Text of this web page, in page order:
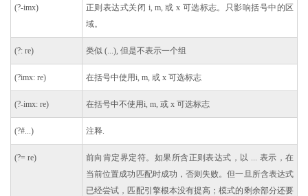
(?-imx)
正则表达式关闭 i, m, 或 x 可选标志。只影响括号中的区
域。
(?: re) 类似 (...), 但是不表示一个组
(?imx: re) 在括号中使用i, m, 或 x 可选标志
(?-imx: re) 在括号中不使用i, m, 或 x 可选标志
(?#...) 注释.
(?= re)
前向肯定界定符。如果所含正则表达式，以 ... 表示，在
当前位置成功匹配时成功，否则失败。但一旦所含表达式
已经尝试，匹配引擎根本没有提高；模式的剩余部分还要